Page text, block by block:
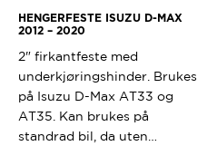
HENGERFESTE ISUZU D-MAX
2012 – 2020
2" firkantfeste med
underkjøringshinder. Brukes
på Isuzu D-Max AT33 og
AT35. Kan brukes på
standrad bil, da uten…